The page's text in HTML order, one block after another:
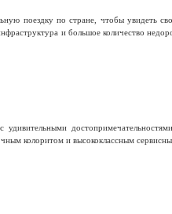
поездку по стране, чтобы увидеть
и большое количество
колоритом и высококлассным